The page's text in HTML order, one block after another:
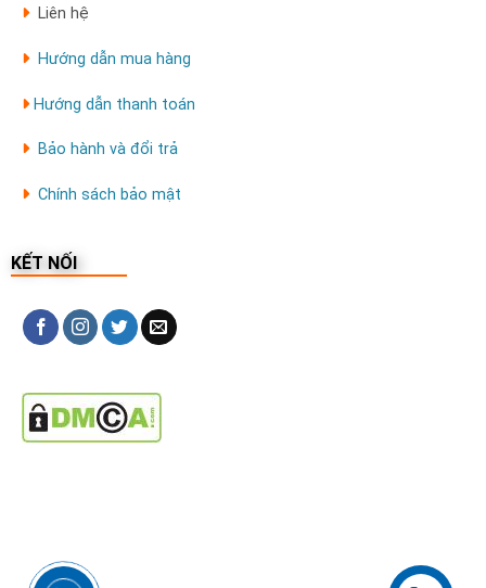
Liên hệ
Hướng dẫn mua hàng
Hướng dẫn thanh toán
Bảo hành và đổi trả
Chính sách bảo mật
KẾT NỐI